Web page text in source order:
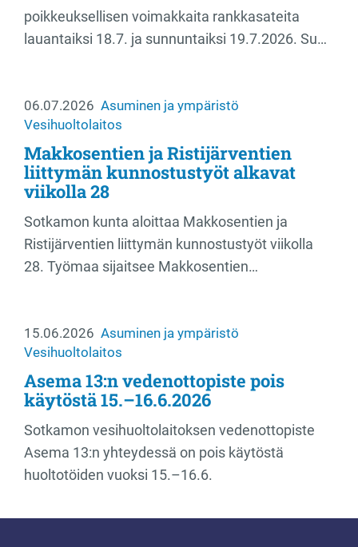
poikkeuksellisen voimakkaita rankkasateita
lauantaiksi 18.7. ja sunnuntaiksi 19.7.2026. Su…
06.07.2026 Asuminen ja ympäristö
Vesihuoltolaitos
Makkosentien ja Ristijärventien
liittymän kunnostustyöt alkavat
viikolla 28
Sotkamon kunta aloittaa Makkosentien ja
Ristijärventien liittymän kunnostustyöt viikolla
28. Työmaa sijaitsee Makkosentien…
15.06.2026 Asuminen ja ympäristö
Vesihuoltolaitos
Asema 13:n vedenottopiste pois
käytöstä 15.–16.6.2026
Sotkamon vesihuoltolaitoksen vedenottopiste
Asema 13:n yhteydessä on pois käytöstä
huoltotöiden vuoksi 15.–16.6.